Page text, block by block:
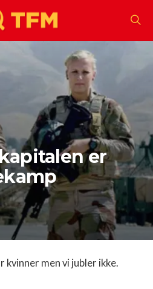
er
men vi jubler ikke.